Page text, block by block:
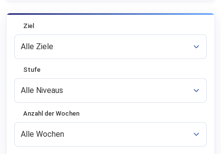
Ziel
Stufe
Anzahl der Wochen